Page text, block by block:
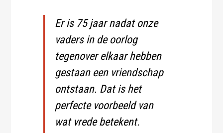
Er is 75 jaar nadat onze
vaders in de oorlog
tegenover elkaar hebben
gestaan een vriendschap
ontstaan. Dat is het
perfecte voorbeeld van
wat vrede betekent.